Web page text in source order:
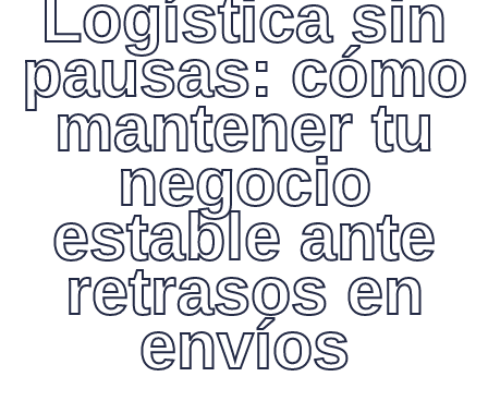
Logística sin
pausas: cómo
mantener tu
negocio
estable ante
retrasos en
envíos